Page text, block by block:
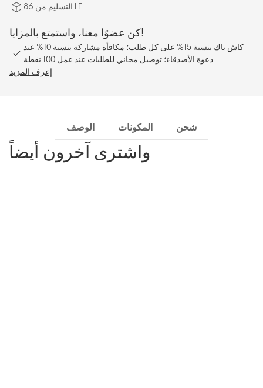
التسليم من 86 LE.
كن عضوًا معنا، واستمتع بالمزايا!
كاش باك بنسبة 15% على كل طلب؛ مكافأة مشاركة بنسبة 10% عند
دعوة الأصدقاء؛ توصيل مجاني للطلبات عند عمل 100 نقطة.
إعرف المزيد
الوصف المكونات شحن
واشترى آخرون أيضاً